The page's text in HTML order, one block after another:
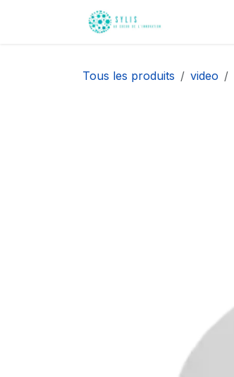
Se rendre au contenu
Tous les produits video